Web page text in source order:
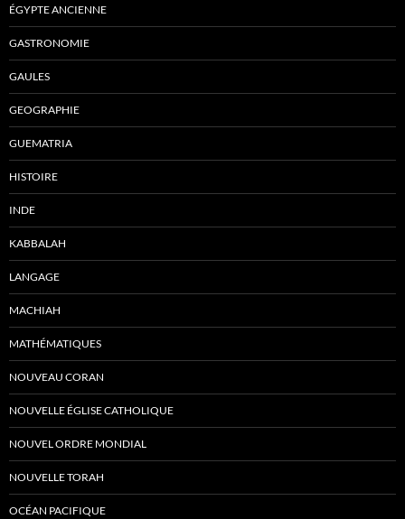
ÉGYPTE ANCIENNE
GASTRONOMIE
GAULES
GEOGRAPHIE
GUEMATRIA
HISTOIRE
INDE
KABBALAH
LANGAGE
MACHIAH
MATHÉMATIQUES
NOUVEAU CORAN
NOUVELLE ÉGLISE CATHOLIQUE
NOUVEL ORDRE MONDIAL
NOUVELLE TORAH
OCÉAN PACIFIQUE